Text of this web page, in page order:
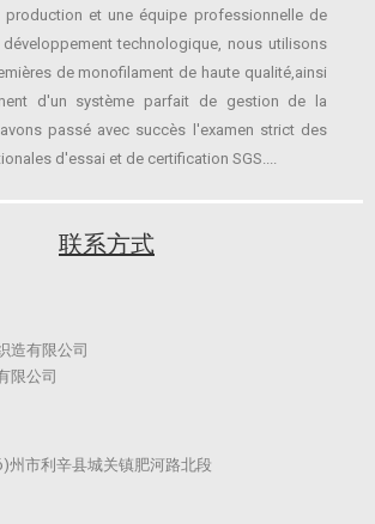
production et une équipe professionnelle de
technologique, nous utilisons
de monofilament de haute qualité,ainsi
d'un système parfait de gestion de la
passé avec succès l'examen strict des
d'essai et de certification SGS....
联系方式
造有限公司
限公司
州市利辛县城关镇肥河路北段